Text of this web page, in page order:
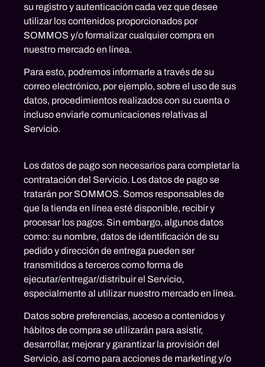
su registro y autenticación cada vez que desee
utilizar los contenidos proporcionados por
SOMMOS y/o formalizar cualquier compra en
nuestro mercado en línea.
Para esto, podremos informarle a través de su
correo electrónico, por ejemplo, sobre el uso de sus
datos, procedimientos realizados con su cuenta o
incluso enviarle comunicaciones relativas al
Servicio.
Los datos de pago son necesarios para completar la
contratación del Servicio. Los datos de pago se
tratarán por SOMMOS. Somos responsables de
que la tienda en línea esté disponible, recibir y
procesar los pagos. Sin embargo, algunos datos
como: su nombre, datos de identificación de su
pedido y dirección de entrega pueden ser
transmitidos a terceros como forma de
ejecutar/entregar/distribuir el Servicio,
especialmente al utilizar nuestro mercado en línea.
Datos sobre preferencias, acceso a contenidos y
hábitos de compra se utilizarán para asistir,
desarrollar, mejorar y garantizar la provisión del
Servicio, así como para acciones de marketing y/o